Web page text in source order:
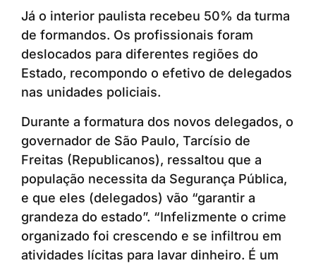
Já o interior paulista recebeu 50% da turma
de formandos. Os profissionais foram
deslocados para diferentes regiões do
Estado, recompondo o efetivo de delegados
nas unidades policiais.
Durante a formatura dos novos delegados, o
governador de São Paulo, Tarcísio de
Freitas (Republicanos), ressaltou que a
população necessita da Segurança Pública,
e que eles (delegados) vão “garantir a
grandeza do estado”. “Infelizmente o crime
organizado foi crescendo e se infiltrou em
atividades lícitas para lavar dinheiro. É um